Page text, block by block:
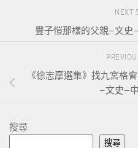
NEXT
豐子愷那樣的父親–文史
《徐志摩選集》找九宮格
–文史–
搜尋
搜尋